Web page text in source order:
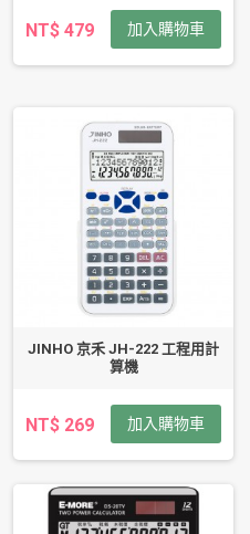
NT$ 479 加入購物車
JINHO 京禾 JH-222 工程用計
算機
NT$ 269 加入購物車